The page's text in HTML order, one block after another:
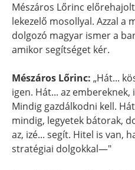
Mészáros Lőrinc
lekezelő mosollyal. Azzal a
dolgozó magyar ismer a
amikor segítséget kér.
Mészáros Lőrinc: „Hát...
igen. Hát... az embereknek,
Mindig gazdálkodni kell.
mindig, legyetek bátorak,
az, izé... segít. Hitel is van,
stratégiai dolgokkal—"